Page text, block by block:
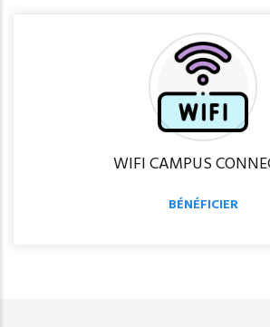
WIFI CAMPUS
BÉNÉFICIER